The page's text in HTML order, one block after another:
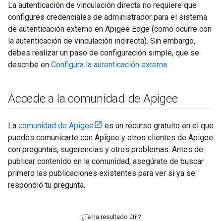
La autenticación de vinculación directa no requiere que
configures credenciales de administrador para el sistema
de autenticación externo en Apigee Edge (como ocurre con
la autenticación de vinculación indirecta). Sin embargo,
debes realizar un paso de configuración simple, que se
describe en Configura la autenticación externa.
Accede a la comunidad de Apigee
La comunidad de Apigee
es un recurso gratuito en el que
puedes comunicarte con Apigee y otros clientes de Apigee
con preguntas, sugerencias y otros problemas. Antes de
publicar contenido en la comunidad, asegúrate de buscar
primero las publicaciones existentes para ver si ya se
respondió tu pregunta.
¿Te ha resultado útil?